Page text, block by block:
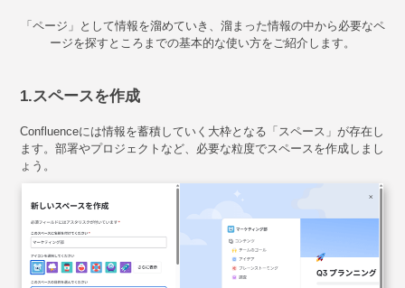
「ページ」として情報を溜めていき、溜まった情報の中から必要なペ
ージを探すところまでの基本的な使い方をご紹介します。
1.スペースを作成
Confluenceには情報を蓄積していく大枠となる「スペース」が存在し
ます。部署やプロジェクトなど、必要な粒度でスペースを作成しまし
ょう。